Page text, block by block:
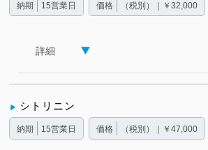
納期 15営業日 価格 （税別）｜￥32,000
詳細
シトリニン
納期 15営業日 価格 （税別）｜￥47,000